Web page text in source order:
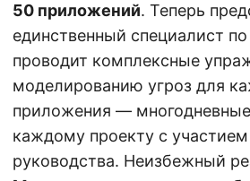
50 приложений. Теперь
единственный специалист
проводит комплексные
моделированию угроз для
приложения —
каждому проекту с
руководства. Неизбежный